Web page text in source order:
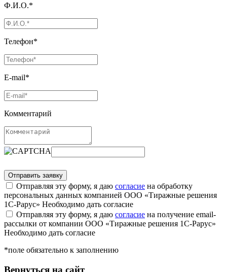
Ф.И.О.*
Телефон*
E-mail*
Комментарий
Отправляя эту форму, я даю согласие на обработку
персональных данных компанией ООО «Тиражные решения
1С-Рарус» Необходимо дать согласие
Отправляя эту форму, я даю согласие на получение email-
рассылки от компании ООО «Тиражные решения 1С-Рарус»
Необходимо дать согласие
*поле обязательно к заполнению
Вернуться на сайт